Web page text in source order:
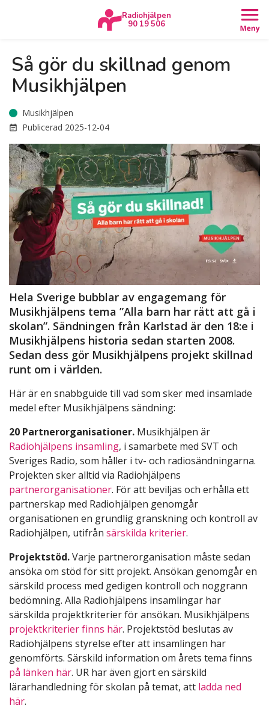
Radiohjälpen
90 19 506
Så gör du skillnad genom
Musikhjälpen
Musikhjälpen
Publicerad 2025-12-04
Hela Sverige bubblar av engagemang för
Musikhjälpens tema ”Alla barn har rätt att gå i
skolan”. Sändningen från Karlstad är den 18:e i
Musikhjälpens historia sedan starten 2008.
Sedan dess gör Musikhjälpens projekt skillnad
runt om i världen.
Här är en snabbguide till vad som sker med insamlade
medel efter Musikhjälpens sändning:
20 Partnerorganisationer. Musikhjälpen är
Radiohjälpens insamling, i samarbete med SVT och
Sveriges Radio, som håller i tv- och radiosändningarna.
Projekten sker alltid via Radiohjälpens
partnerorganisationer. För att beviljas och erhålla ett
partnerskap med Radiohjälpen genomgår
organisationen en grundlig granskning och kontroll av
Radiohjälpen, utifrån särskilda kriterier.
Projektstöd.Varje partnerorganisation måste sedan
ansöka om stöd för sitt projekt. Ansökan genomgår en
särskild process med gedigen kontroll och noggrann
bedömning. Alla Radiohjälpens insamlingar har
särskilda projektkriterier för ansökan. Musikhjälpens
projektkriterier finns här. Projektstöd beslutas av
Radiohjälpens styrelse efter att insamlingen har
genomförts. Särskild information om årets tema finns
på länken här. UR har även gjort en särskild
lärarhandledning för skolan på temat, att ladda ned
här.